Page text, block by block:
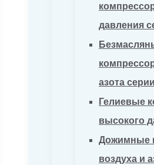
давления
азота
Гелиевые
высокого
Дожимные
воздуха и